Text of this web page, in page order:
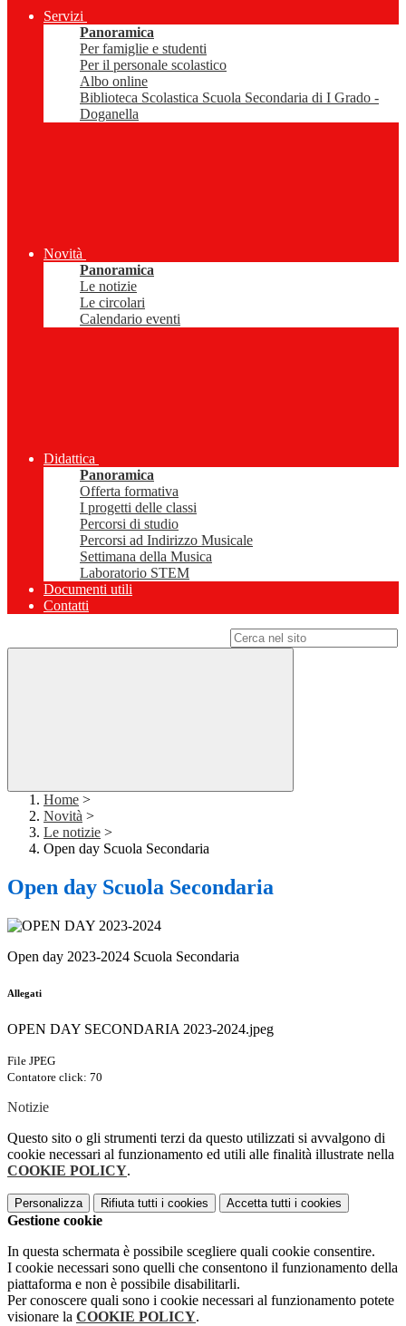
Servizi
Panoramica
Per famiglie e studenti
Per il personale scolastico
Albo online
Biblioteca Scolastica Scuola Secondaria di I Grado -
Doganella
Novità
Panoramica
Le notizie
Le circolari
Calendario eventi
Didattica
Panoramica
Offerta formativa
I progetti delle classi
Percorsi di studio
Percorsi ad Indirizzo Musicale
Settimana della Musica
Laboratorio STEM
Documenti utili
Contatti
Home >
Novità >
Le notizie >
Open day Scuola Secondaria
Open day Scuola Secondaria
Open day 2023-2024 Scuola Secondaria
Allegati
OPEN DAY SECONDARIA 2023-2024.jpeg
File JPEG
Contatore click: 70
Notizie
Questo sito o gli strumenti terzi da questo utilizzati si avvalgono di
cookie necessari al funzionamento ed utili alle finalità illustrate nella
COOKIE POLICY.
Personalizza Rifiuta tutti i cookies Accetta tutti i cookies
Gestione cookie
In questa schermata è possibile scegliere quali cookie consentire.
I cookie necessari sono quelli che consentono il funzionamento della
piattaforma e non è possibile disabilitarli.
Per conoscere quali sono i cookie necessari al funzionamento potete
visionare la COOKIE POLICY.